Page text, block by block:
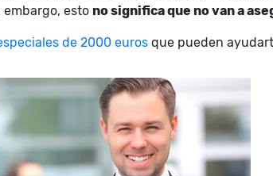
esto no significa que no van a
de 2000 euros que pueden